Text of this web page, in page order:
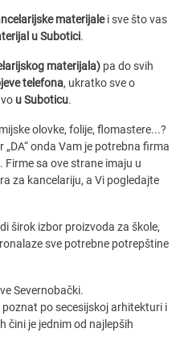
materijalei sve što vas
u Subotici.
materijala) pa do svih
telefona, ukratko sve o
u Suboticu.
olovke, folije, flomastere...?
onda Vam je potrebna firma
sa ove strane imaju u
za kancelariju, a Vi pogledajte
širok izbor proizvoda za škole,
sve potrebne potrepštine
Severnobački.
po secesijskoj arhitekturi i
čini je jednim od najlepših